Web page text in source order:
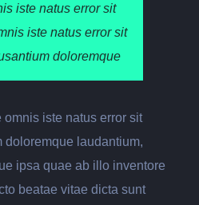
iste natus error sit
iste natus error sit
doloremque
iste natus error sit
doloremque laudantium,
ipsa quae ab illo inventore
beatae vitae dicta sunt